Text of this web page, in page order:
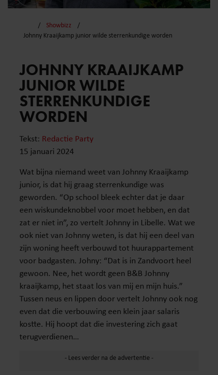
Showbizz
Johnny Kraaijkamp junior wilde sterrenkundige worden
JOHNNY KRAAIJKAMP
JUNIOR WILDE
STERRENKUNDIGE
WORDEN
Tekst: Redactie Party
15 januari 2024
Wat bijna niemand weet van Johnny Kraaijkamp
junior, is dat hij graag sterrenkundige was
geworden. “Op school bleek echter dat je daar
een wiskundeknobbel voor moet hebben, en dat
zat er niet in”, zo vertelt Johnny in Libelle. Wat we
ook niet van Johnny weten, is dat hij een deel van
zijn woning heeft verbouwd tot huurappartement
voor badgasten. Johny: “Dat is in Zandvoort heel
gewoon. Nee, het wordt geen B&B Johnny
kraaijkamp, het staat los van mij en mijn huis.”
Tussen neus en lippen door vertelt Johnny ook nog
even dat die verbouwing een klein jaar salaris
kostte. Hij hoopt dat die investering zich gaat
terugverdienen…